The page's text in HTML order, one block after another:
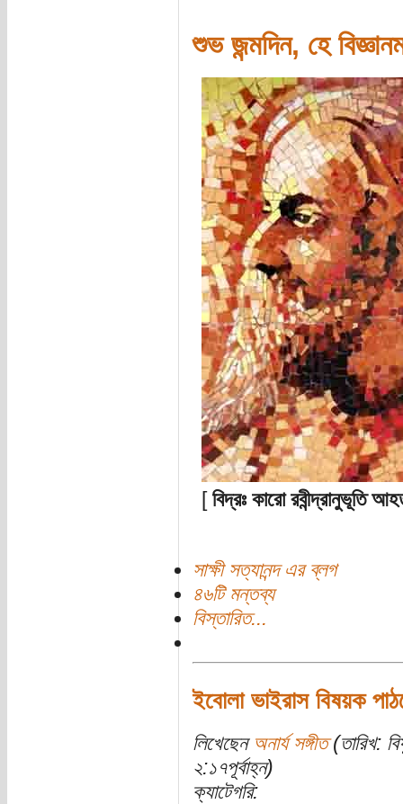
শুভ জন্মদিন, হে
[ বিদ্রঃ কারো রবীন্দ্রানুভূতি
সাক্ষী সত্যানন্দ এর ব্লগ
৪৬টি মন্তব্য
বিস্তারিত...
ইবোলা ভাইরাস বিষয়ক
লিখেছেন অনার্য সঙ্গীত(তারিখ:
২:১৭পূর্বাহ্ন)
ক্যাটেগরি: